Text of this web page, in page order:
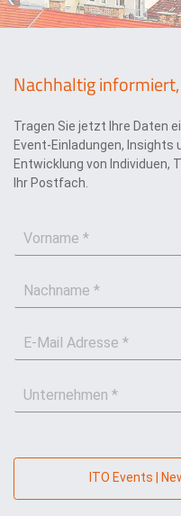
l
ä
n
*
Nachhaltig
Tragen Sie jetzt Ihre Daten
Event-Einladungen, Insights
Entwicklung von Individuen,
Ihr Postfach.
a
*
n
m
e
i
r
e
ITO Events |